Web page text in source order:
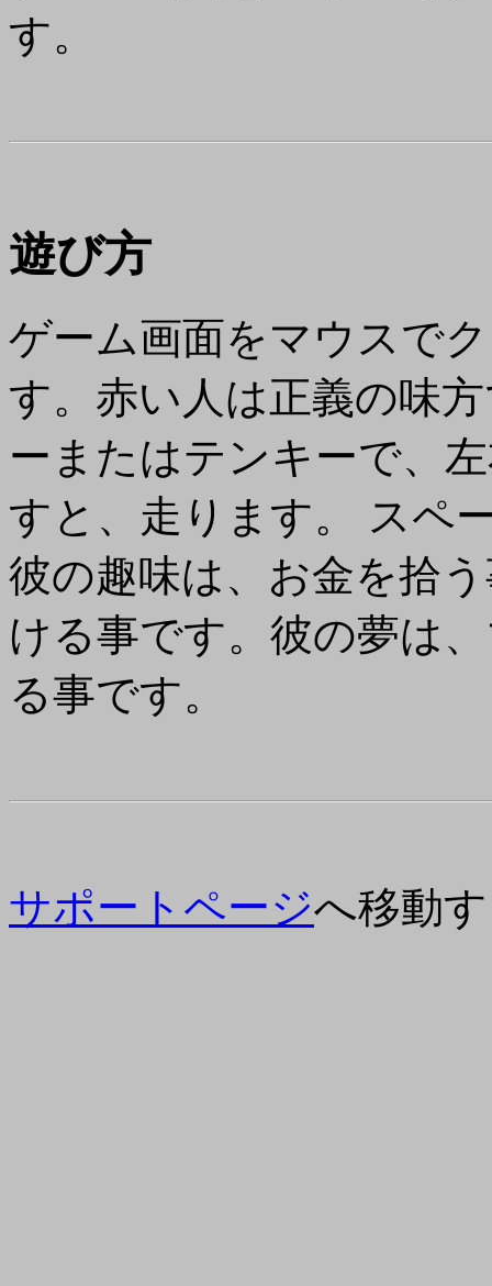
す。
遊び方
ゲーム画面をマウスで
す。赤い人は正義の味
ーまたはテンキーで、
すと、走ります。 スペ
彼の趣味は、お金を拾
ける事です。彼の夢は
る事です。
サポートページへ移動